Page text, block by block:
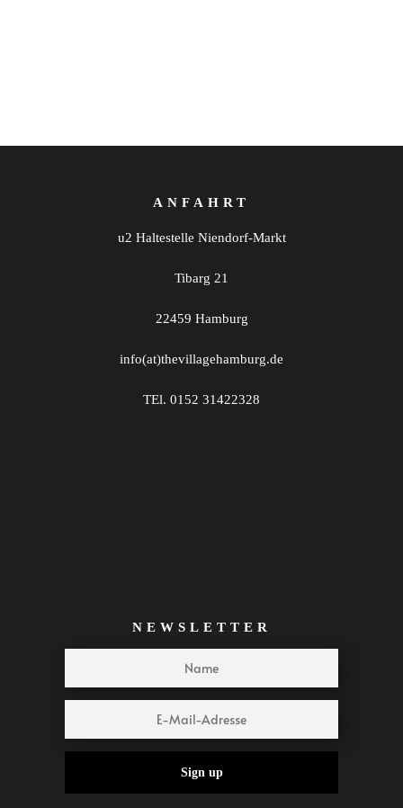
ANFAHRT
u2 Haltestelle Niendorf-Markt
Tibarg 21
22459 Hamburg
info(at)thevillagehamburg.de
TEl. 0152 31422328
NEWSLETTER
Sign up